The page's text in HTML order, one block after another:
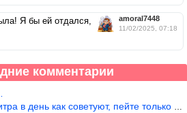
amoral7448
11/02/2025, 07:18
Я бы ей отдался,
комментарии
в день как советуют, пейте только когда